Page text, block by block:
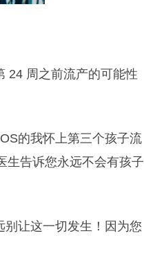
24 周之前流产的可能性
的我怀上第三个孩子流
生告诉您永远不会有孩子
让这一切发生！因为您